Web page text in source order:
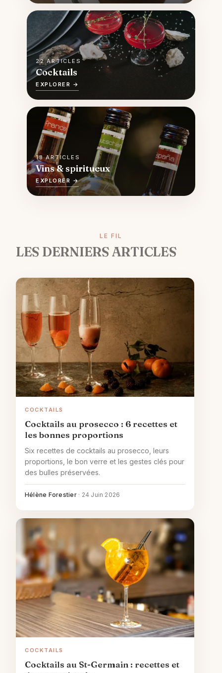
22 ARTICLES
Cocktails
EXPLORER →
18 ARTICLES
Vins & spiritueux
EXPLORER →
LE FIL
LES DERNIERS ARTICLES
COCKTAILS
Cocktails au prosecco : 6 recettes et
les bonnes proportions
Six recettes de cocktails au prosecco, leurs
proportions, le bon verre et les gestes clés pour
des bulles préservées.
Hélène Forestier · 24 Juin 2026
COCKTAILS
Cocktails au St-Germain : recettes et